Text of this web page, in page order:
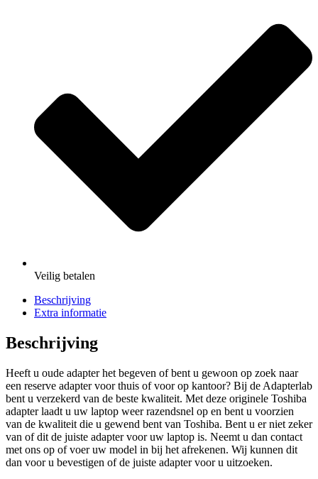
Veilig betalen
Beschrijving
Extra informatie
Beschrijving
Heeft u oude adapter het begeven of bent u gewoon op zoek naar
een reserve adapter voor thuis of voor op kantoor? Bij de Adapterlab
bent u verzekerd van de beste kwaliteit. Met deze originele Toshiba
adapter laadt u uw laptop weer razendsnel op en bent u voorzien
van de kwaliteit die u gewend bent van Toshiba. Bent u er niet zeker
van of dit de juiste adapter voor uw laptop is. Neemt u dan contact
met ons op of voer uw model in bij het afrekenen. Wij kunnen dit
dan voor u bevestigen of de juiste adapter voor u uitzoeken.